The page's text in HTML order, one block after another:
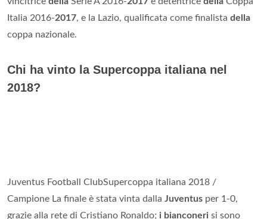
Italia 2016-2017, e la Lazio, qualificata come finalista della
coppa nazionale.
Chi ha vinto la Supercoppa italiana nel
2018?
Juventus Football ClubSupercoppa italiana 2018 /
Campione La finale è stata vinta dalla Juventus per 1-0,
grazie alla rete di Cristiano Ronaldo; i bianconeri si sono